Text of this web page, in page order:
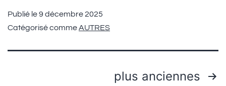
Publié le9 décembre 2025
Catégorisé commeAUTRES
plus anciennes